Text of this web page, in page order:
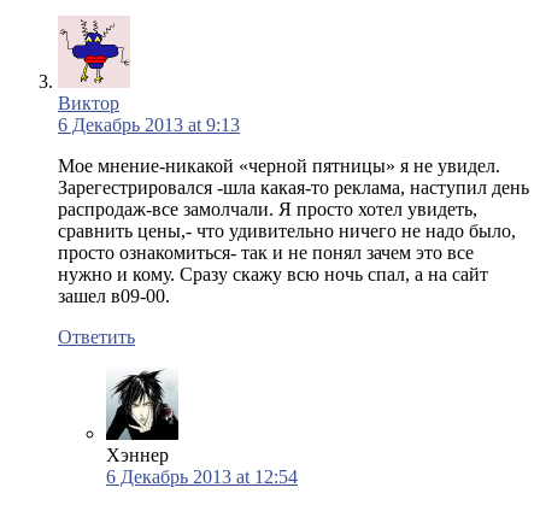
Виктор
6 Декабрь 2013 at 9:13
Мое мнение-никакой «черной пятницы» я не увидел.
Зарегестрировался -шла какая-то реклама, наступил день
распродаж-все замолчали. Я просто хотел увидеть,
сравнить цены,- что удивительно ничего не надо было,
просто ознакомиться- так и не понял зачем это все
нужно и кому. Сразу скажу всю ночь спал, а на сайт
зашел в09-00.
Ответить
Хэннер
6 Декабрь 2013 at 12:54